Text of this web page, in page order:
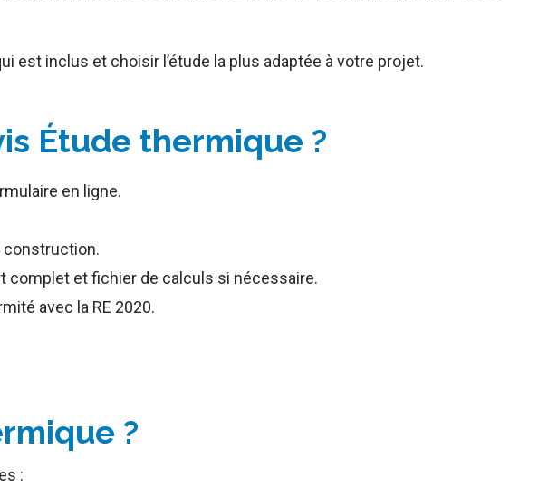
inclus et choisir l’étude la plus adaptée à votre projet.
Étude thermique ?
en ligne.
construction.
complet et fichier de calculs si nécessaire.
avec la RE 2020.
?
: